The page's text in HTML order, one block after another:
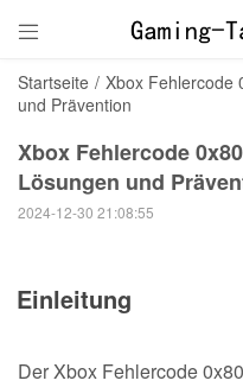

Startseite / Xbox Fehlercode
und Prävention
Xbox Fehlercode
Lösungen und
2024-12-30 21:08:55
Einleitung
Der Xbox Fehlercode